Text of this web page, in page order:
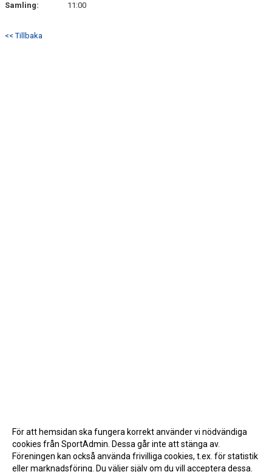
Samling:
11:00
<< Tillbaka
För att hemsidan ska fungera korrekt använder vi nödvändiga
cookies från SportAdmin. Dessa går inte att stänga av.
Föreningen kan också använda frivilliga cookies, t.ex. för statistik
eller marknadsföring. Du väljer själv om du vill acceptera dessa.